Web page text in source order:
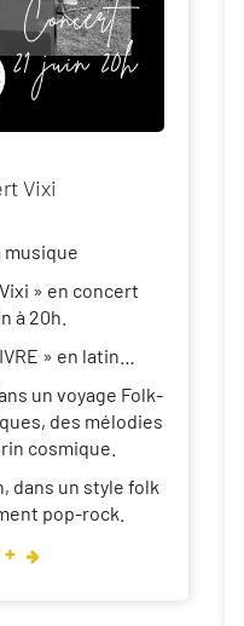
Vixi
musique⁠
» en concert
à 20h.
» en latin…⁠
un voyage Folk-
des mélodies
cosmique.
dans un style folk
pop-rock.